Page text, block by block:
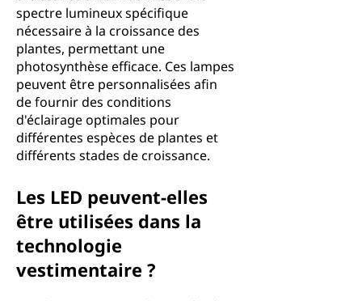
spectre lumineux spécifique
nécessaire à la croissance des
plantes, permettant une
photosynthèse efficace. Ces lampes
peuvent être personnalisées afin
de fournir des conditions
d'éclairage optimales pour
différentes espèces de plantes et
différents stades de croissance.
Les LED peuvent-elles
être utilisées dans la
technologie
vestimentaire ?